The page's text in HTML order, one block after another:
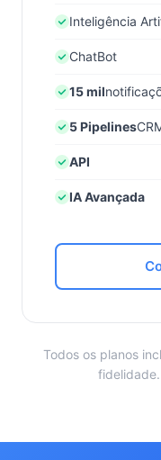
Inteligência
ChatBot
15 mil
5 Pipelines
API
IA Avançada
Todos os planos
fidelidade.